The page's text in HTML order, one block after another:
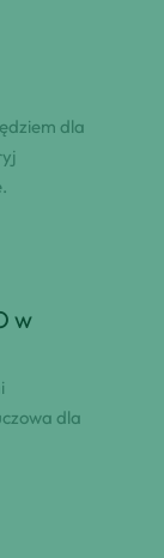
dla
w
dla